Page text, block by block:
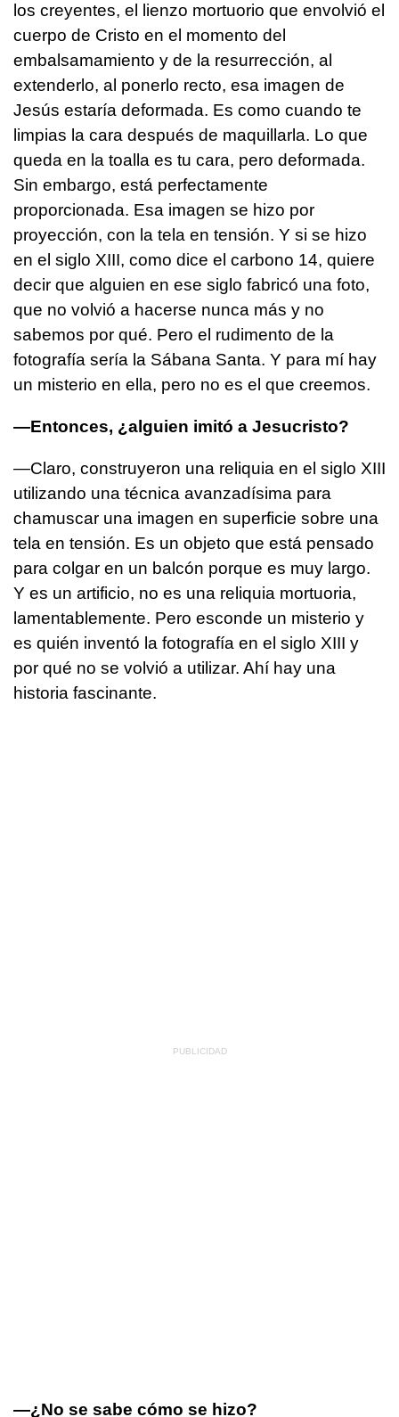
los creyentes, el lienzo mortuorio que envolvió el
cuerpo de Cristo en el momento del
embalsamamiento y de la resurrección, al
extenderlo, al ponerlo recto, esa imagen de
Jesús estaría deformada. Es como cuando te
limpias la cara después de maquillarla. Lo que
queda en la toalla es tu cara, pero deformada.
Sin embargo, está perfectamente
proporcionada. Esa imagen se hizo por
proyección, con la tela en tensión. Y si se hizo
en el siglo XIII, como dice el carbono 14, quiere
decir que alguien en ese siglo fabricó una foto,
que no volvió a hacerse nunca más y no
sabemos por qué. Pero el rudimento de la
fotografía sería la Sábana Santa. Y para mí hay
un misterio en ella, pero no es el que creemos.
—Entonces, ¿alguien imitó a Jesucristo?
—Claro, construyeron una reliquia en el siglo XIII
utilizando una técnica avanzadísima para
chamuscar una imagen en superficie sobre una
tela en tensión. Es un objeto que está pensado
para colgar en un balcón porque es muy largo.
Y es un artificio, no es una reliquia mortuoria,
lamentablemente. Pero esconde un misterio y
es quién inventó la fotografía en el siglo XIII y
por qué no se volvió a utilizar. Ahí hay una
historia fascinante.
—¿No se sabe cómo se hizo?